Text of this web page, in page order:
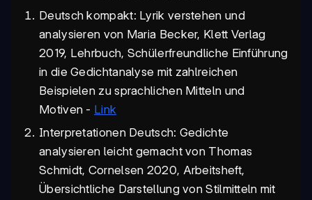
Deutsch kompakt: Lyrik verstehen und
analysieren von Maria Becker, Klett Verlag
2019, Lehrbuch, Schülerfreundliche Einführung
in die Gedichtanalyse mit zahlreichen
Beispielen zu sprachlichen Mitteln und
Motiven - Link
Interpretationen Deutsch: Gedichte
analysieren leicht gemacht von Thomas
Schmidt, Cornelsen 2020, Arbeitsheft,
Übersichtliche Darstellung von Stilmitteln mit